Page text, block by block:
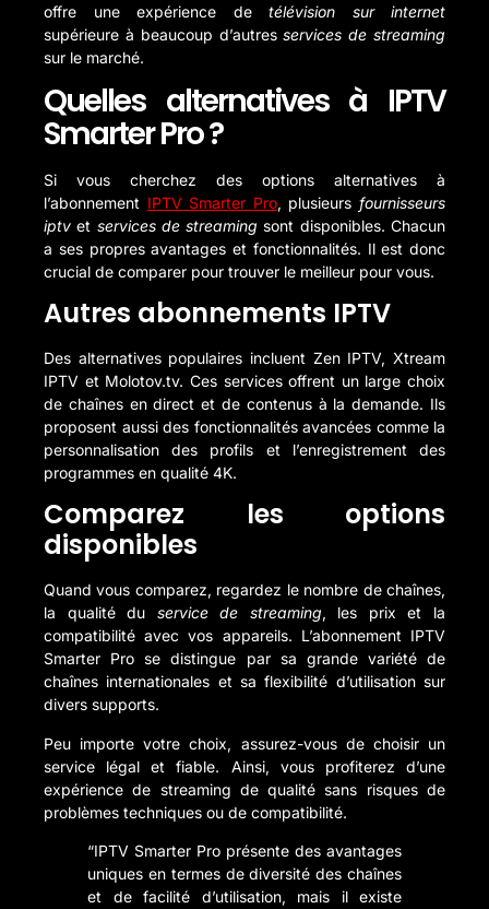
offre une expérience de télévision sur internet
supérieure à beaucoup d’autresservices de streaming
sur le marché.
Quelles alternatives à IPTV
Smarter Pro ?
Si vous cherchez des options alternatives à
l’abonnement IPTV Smarter Pro, plusieursfournisseurs
iptv et services de streaming sont disponibles. Chacun
a ses propres avantages et fonctionnalités. Il est donc
crucial de comparer pour trouver le meilleur pour vous.
Autres abonnements IPTV
Des alternatives populaires incluent Zen IPTV, Xtream
IPTV et Molotov.tv. Ces services offrent un large choix
de chaînes en direct et de contenus à la demande. Ils
proposent aussi des fonctionnalités avancées comme la
personnalisation des profils et l’enregistrement des
programmes en qualité 4K.
Comparez les options
disponibles
Quand vous comparez, regardez le nombre de chaînes,
la qualité du service de streaming, les prix et la
compatibilité avec vos appareils. L’abonnement IPTV
Smarter Pro se distingue par sa grande variété de
chaînes internationales et sa flexibilité d’utilisation sur
divers supports.
Peu importe votre choix, assurez-vous de choisir un
service légal et fiable. Ainsi, vous profiterez d’une
expérience de streaming de qualité sans risques de
problèmes techniques ou de compatibilité.
“IPTV Smarter Pro présente des avantages
uniques en termes de diversité des chaînes
et de facilité d’utilisation, mais il existe